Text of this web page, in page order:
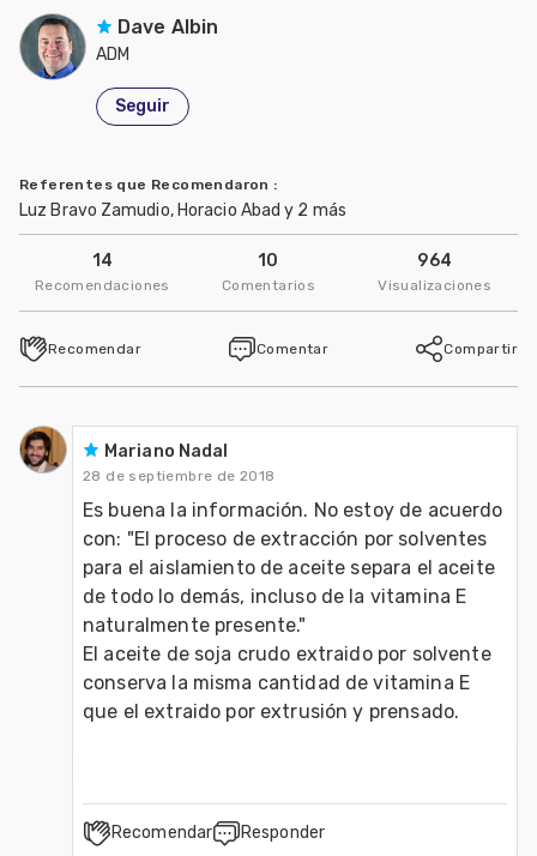
Dave Albin
ADM
Seguir
Referentes que Recomendaron :
Luz Bravo Zamudio, Horacio Abad y 2 más
14
Recomendaciones
10
Comentarios
964
Visualizaciones
Recomendar Comentar Compartir
Mariano Nadal
28 de septiembre de 2018
Es buena la información. No estoy de acuerdo
con: "El proceso de extracción por solventes
para el aislamiento de aceite separa el aceite
de todo lo demás, incluso de la vitamina E
naturalmente presente."
El aceite de soja crudo extraido por solvente
conserva la misma cantidad de vitamina E
que el extraido por extrusión y prensado.
Recomendar Responder